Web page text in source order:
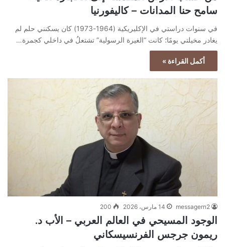
سامح حنا المدانات – كاليفورنيا
في سنوات دراستي في الإكليريكية (1964-1973) كان يسكنني حلم لم
يغادر مخيلتي يومًا؛ كانت “الغيرة الرسولية” تشتعلُ في داخلي كجمرة…
أكمل القراءة »
messagern2 14 مارس، 2026 200
الوجود المسيحي في العالم العربي – الأب د.
ريمون جرجس الفرنسيسكاني